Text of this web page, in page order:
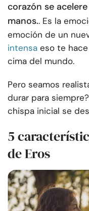
corazón se
manos.. Es la
emoción de un
intensa eso te
cima del mundo.
Pero seamos
durar para
chispa inicial se
5
de Eros